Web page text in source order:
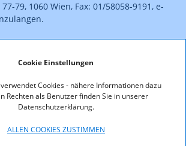
Cookie Einstellungen
Cookies - nähere Informationen dazu
Rechten als Benutzer finden Sie in unserer
Datenschutzerklärung.
ALLEN COOKIES ZUSTIMMEN
79, 1060 Wien, Fax: 01/58058-9191, e-
Merkmale der Funkanlage sowie ein
sind auf der
zum Download verfügbar bzw.
(brigitte.hohenecker@rtr.at, Fax:
01/58058-153) zugesandt.
2006